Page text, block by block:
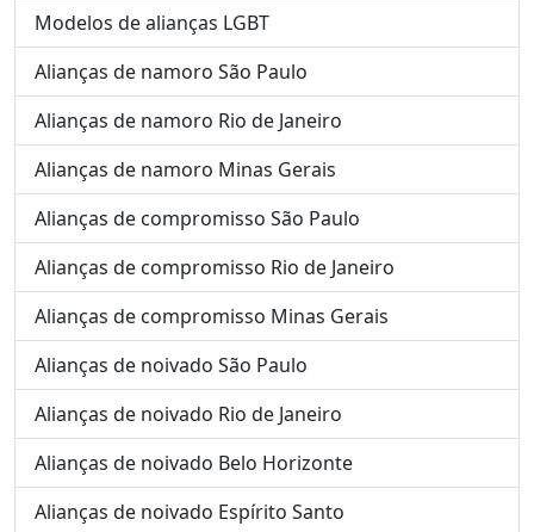
Modelos de alianças LGBT
Alianças de namoro São Paulo
Alianças de namoro Rio de Janeiro
Alianças de namoro Minas Gerais
Alianças de compromisso São Paulo
Alianças de compromisso Rio de Janeiro
Alianças de compromisso Minas Gerais
Alianças de noivado São Paulo
Alianças de noivado Rio de Janeiro
Alianças de noivado Belo Horizonte
Alianças de noivado Espírito Santo